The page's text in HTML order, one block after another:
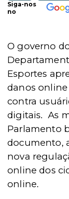
Siga-nos
no
O governo
Esportes
danos online
contra
digitais. As
Parlamento
documento,
nova
online dos
online.